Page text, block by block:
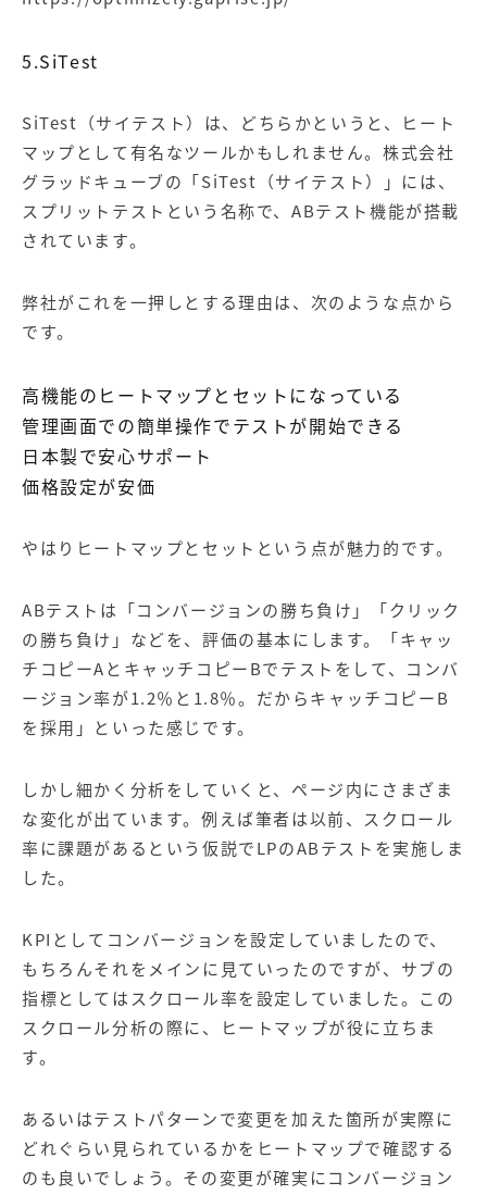
5.SiTest
SiTest（サイテスト） は、どちらかというと、ヒート
マップとして有名なツールかもしれません。株式会社
グラッドキューブの「SiTest（サイテスト）」には、
スプリットテストという名称で、ABテスト機能が搭載
されています。
弊社がこれを一押しとする理由は、次のような点から
です。
高機能のヒートマップとセットになっている
管理画面での簡単操作でテストが開始できる
日本製で安心サポート
価格設定が安価
やはりヒートマップとセットという点が魅力的です。
ABテストは「コンバージョンの勝ち負け」「クリック
の勝ち負け」などを、評価の基本にします。「キャッ
チコピーAとキャッチコピーBでテストをして、コンバ
ージョン率が1.2％と1.8％。だからキャッチコピーB
を採用」といった感じです。
しかし細かく分析をしていくと、ページ内にさまざま
な変化が出ています。例えば筆者は以前、スクロール
率に課題があるという仮説でLPのABテストを実施しま
した。
KPIとしてコンバージョンを設定していましたので、
もちろんそれをメインに見ていったのですが、サブの
指標としてはスクロール率を設定していました。この
スクロール分析の際に、ヒートマップが役に立ちま
す。
あるいはテストパターンで変更を加えた箇所が実際に
どれぐらい見られているかをヒートマップで確認する
のも良いでしょう。その変更が確実にコンバージョン